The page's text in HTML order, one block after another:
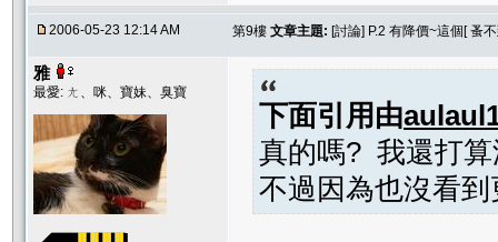
2006-05-23 12:14 AM 第9樓 文章主題: [討論] P.2 有降價~這個[ 蚤
雅
最愛: ㄤ、咪、寶妹、臭寶
下面引用由
真的嗎? 我還打
不過因為也沒看